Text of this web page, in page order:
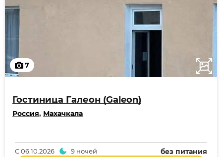
7
Гостиница Галеон (Galeon)
Россия, Махачкала
без питания
С06.10.2026 9 ночей